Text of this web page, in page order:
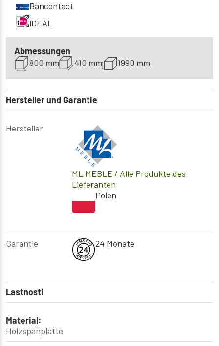
Bancontact
iDEAL
Abmessungen
800 mm
410 mm 1990 mm
Hersteller und Garantie
Hersteller
ML MEBLE / Alle Produkte des
Lieferanten
Polen
Garantie 24 Monate
Lastnosti
Material:
Holzspanplatte